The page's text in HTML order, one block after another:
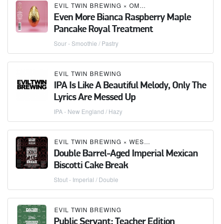
EVIL TWIN BREWING × OMNIPOLLO
Even More Bianca Raspberry Maple
Pancake Royal Treatment
Sour - Smoothie / Pastry
EVIL TWIN BREWING
IPA Is Like A Beautiful Melody, Only The
Lyrics Are Messed Up
IPA - New England / Hazy
EVIL TWIN BREWING × WESTBROOK BREWING CO.
Double Barrel-Aged Imperial Mexican
Biscotti Cake Break
Stout - Imperial / Double
EVIL TWIN BREWING
Public Servant: Teacher Edition